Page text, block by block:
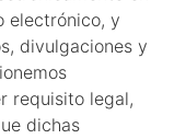
electrónico, y
divulgaciones y
requisito legal,
dichas